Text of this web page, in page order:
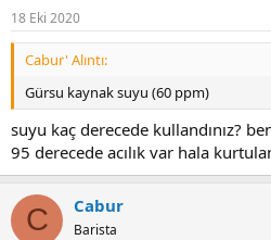
:
18 Eki 2020
Cabur' Alıntı:
Gürsu kaynak suyu (60 ppm)
suyu kaç derecede kullandınız?
95 derecede acılık var hala
C Cabur
Barista